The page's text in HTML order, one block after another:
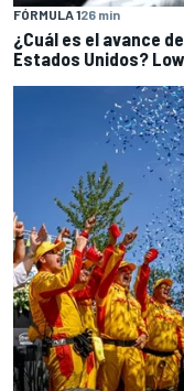
FÓRMULA 126 min
¿Cuál es el avance
Estados Unidos?